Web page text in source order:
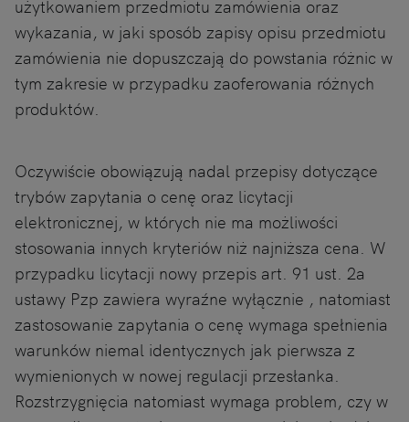
użytkowaniem przedmiotu zamówienia oraz
wykazania, w jaki sposób zapisy opisu przedmiotu
zamówienia nie dopuszczają do powstania różnic w
tym zakresie w przypadku zaoferowania różnych
produktów.
Oczywiście obowiązują nadal przepisy dotyczące
trybów zapytania o cenę oraz licytacji
elektronicznej, w których nie ma możliwości
stosowania innych kryteriów niż najniższa cena. W
przypadku licytacji nowy przepis art. 91 ust. 2a
ustawy Pzp zawiera wyraźne wyłącznie , natomiast
zastosowanie zapytania o cenę wymaga spełnienia
warunków niemal identycznych jak pierwsza z
wymienionych w nowej regulacji przesłanka.
Rozstrzygnięcia natomiast wymaga problem, czy w